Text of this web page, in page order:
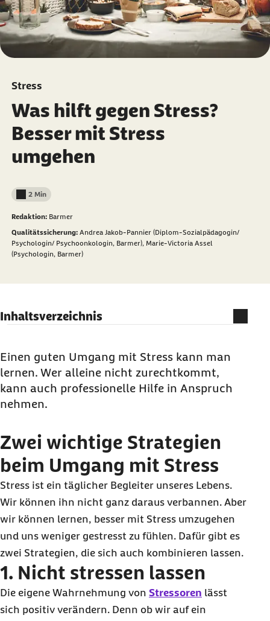
Stress
Was hilft gegen Stress?
Besser mit Stress
umgehen
Lesedauer weniger als
2 Min
Redaktion: Barmer
Qualitätssicherung: Andrea Jakob-Pannier (Diplom-Sozialpädagogin/
Psychologin/ Psychoonkologin, Barmer), Marie-Victoria Assel
(Psychologin, Barmer)
Inhaltsverzeichnis
Stress
1. Nicht stressen lassen
2. Mit Stress besser umgehen
Einen guten Umgang mit Stress kann man
lernen. Wer alleine nicht zurechtkommt,
kann auch professionelle Hilfe in Anspruch
nehmen.
Zwei wichtige Strategien
beim Umgang mit Stress
Stress ist ein täglicher Begleiter unseres Lebens.
Wir können ihn nicht ganz daraus verbannen. Aber
wir können lernen, besser mit Stress umzugehen
und uns weniger gestresst zu fühlen. Dafür gibt es
zwei Strategien, die sich auch kombinieren lassen.
1. Nicht stressen lassen
Die eigene Wahrnehmung von Stressoren lässt
sich positiv verändern. Denn ob wir auf ein